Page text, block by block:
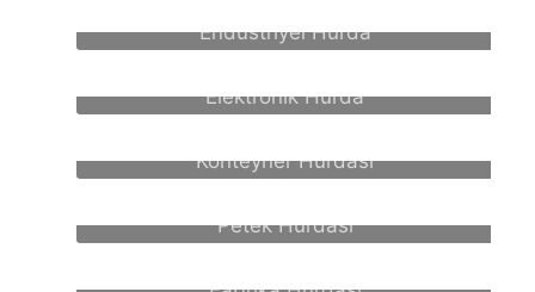
Endüstriyel Hurda
Elektronik Hurda
Konteyner Hurdası
Petek Hurdası